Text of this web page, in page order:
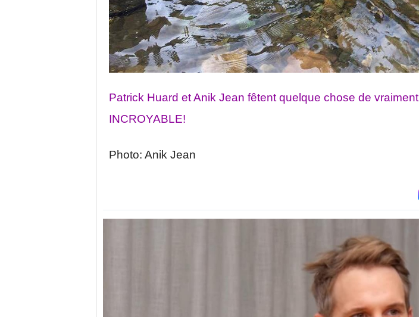
Patrick Huard et Anik Jean fêtent quelque chose de vraiment
INCROYABLE!
Photo: Anik Jean